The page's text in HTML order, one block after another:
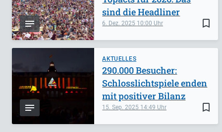
bookmark_border
6. Dez. 2025 10:00
sind die Headliner
AKTUELLES
bookmark_border
15. Sep. 2025 14:49
290.000 Besucher:
Schlosslichtspiele enden
mit positiver Bilanz